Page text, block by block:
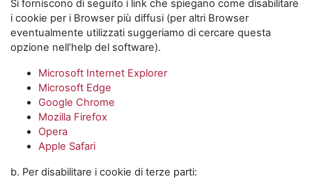
Si forniscono di seguito i link che spiegano come disabilitare
i cookie per i Browser più diffusi (per altri Browser
eventualmente utilizzati suggeriamo di cercare questa
opzione nell’help del software).
Microsoft Internet Explorer
Microsoft Edge
Google Chrome
Mozilla Firefox
Opera
Apple Safari
b. Per disabilitare i cookie di terze parti: